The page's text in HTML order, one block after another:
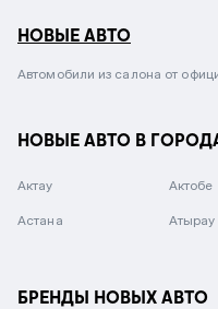
НОВЫЕ АВТО
Автомобили из салона от
НОВЫЕ АВТО В
Актау Актобе
Астана Атырау
БРЕНДЫ НОВЫХ АВТО